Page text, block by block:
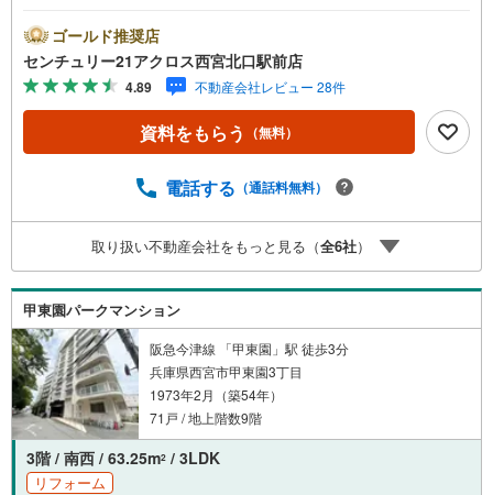
パーや小中学校や高校も揃う子育て世代にもおすすめの立
地です。令和6年10月室内全面リフォーム済みですぐにでも
お住まいいただけます♪○センチュリー21アクロスグループ
の3つの特徴○■センチュリー21グループで28年連続No.1（1
997年～2024年兵庫地区仲介実績） 西宮・尼崎・伊丹・
宝塚にて8店舗展開中。阪神間での購入や売却は当店にお任
8店舗すべて駅前にございますが、お車でのお越しも大歓迎
建や、1000万円台の中古マンションを始め多数物件を取り
扱っています。Yahoo！不動産に掲載しきれない物件もご
紹介できます。
ゴールド推奨店
センチュリー21アクロス西宮北口駅前店
4.89 不動産会社レビュー 28件
資料をもらう （無料）
電話する （通話料無料）
取り扱い不動産会社をもっと見る（全6社）
甲東園パークマンション
阪急今津線 「甲東園」駅 徒歩3分
兵庫県西宮市甲東園3丁目
1973年2月（築54年）
71戸 / 地上階数9階
3階 / 南西 / 63.25m2 / 3LDK
リフォーム